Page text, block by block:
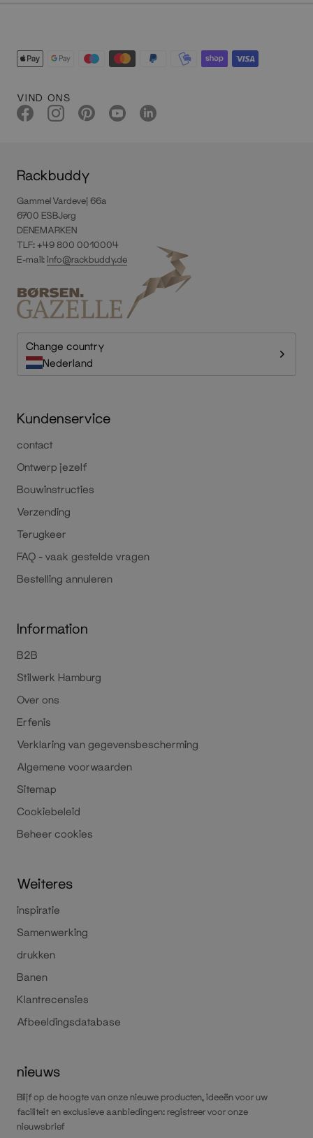
VIND ONS
Rackbuddy
Gammel Vardevej 66a
6700 ESBJerg
DENEMARKEN
TLF: +49 800 0010004
E-mail:info@rackbuddy.de
Change country
Nederland
Kundenservice
contact
Ontwerp jezelf
Bouwinstructies
Verzending
Terugkeer
FAQ - vaak gestelde vragen
Bestelling annuleren
Information
B2B
Stilwerk Hamburg
Over ons
Erfenis
Verklaring van gegevensbescherming
Algemene voorwaarden
Sitemap
Cookiebeleid
Beheer cookies
Weiteres
inspiratie
Samenwerking
drukken
Banen
Klantrecensies
Afbeeldingsdatabase
nieuws
Blijf op de hoogte van onze nieuwe producten, ideeën voor uw
faciliteit en exclusieve aanbiedingen: registreer voor onze
nieuwsbrief